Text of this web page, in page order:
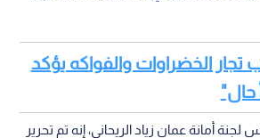
تجار الخضراوات والفواكه يؤكد
حال"
أمانة عمان زياد الريحاني، إنه تم تحرير